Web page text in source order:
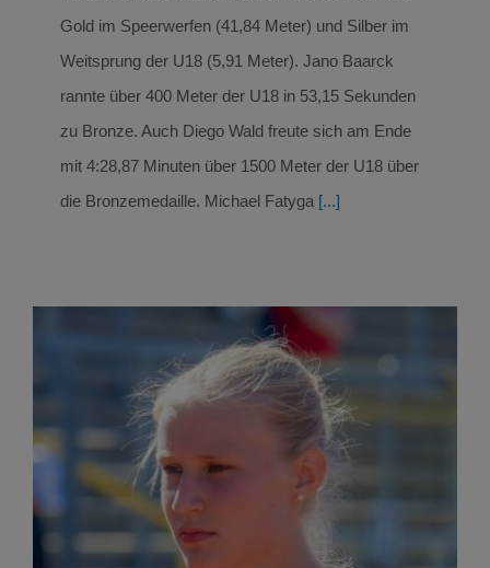
Gold im Speerwerfen (41,84 Meter) und Silber im
Weitsprung der U18 (5,91 Meter). Jano Baarck
rannte über 400 Meter der U18 in 53,15 Sekunden
zu Bronze. Auch Diego Wald freute sich am Ende
mit 4:28,87 Minuten über 1500 Meter der U18 über
die Bronzemedaille. Michael Fatyga [...]
Hilke Thamke gewinnt Bronze bei Deutschen
Mehrkampfmeisterschaften (U16/U18) in Halle